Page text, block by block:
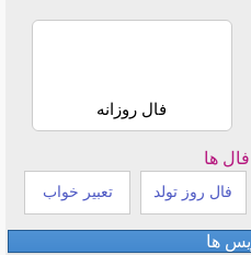
فال روزانه
ها
فال روز تولد تعبیر خواب
ها